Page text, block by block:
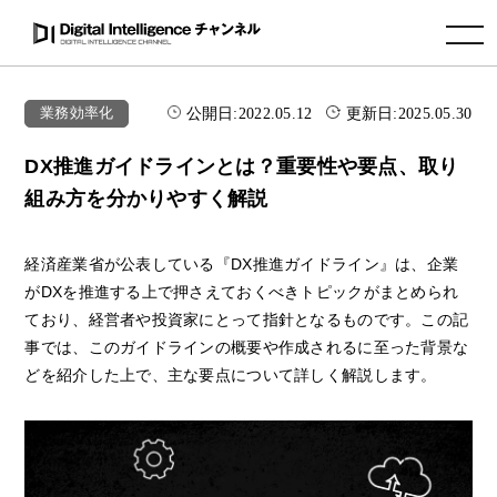
toggle navigation
業務効率化 公開日:2022.05.12 更新日:2025.05.30
DX推進ガイドラインとは？重要性や要点、取り
組み方を分かりやすく解説
経済産業省が公表している『DX推進ガイドライン』は、企業
がDXを推進する上で押さえておくべきトピックがまとめられ
ており、経営者や投資家にとって指針となるものです。この記
事では、このガイドラインの概要や作成されるに至った背景な
どを紹介した上で、主な要点について詳しく解説します。